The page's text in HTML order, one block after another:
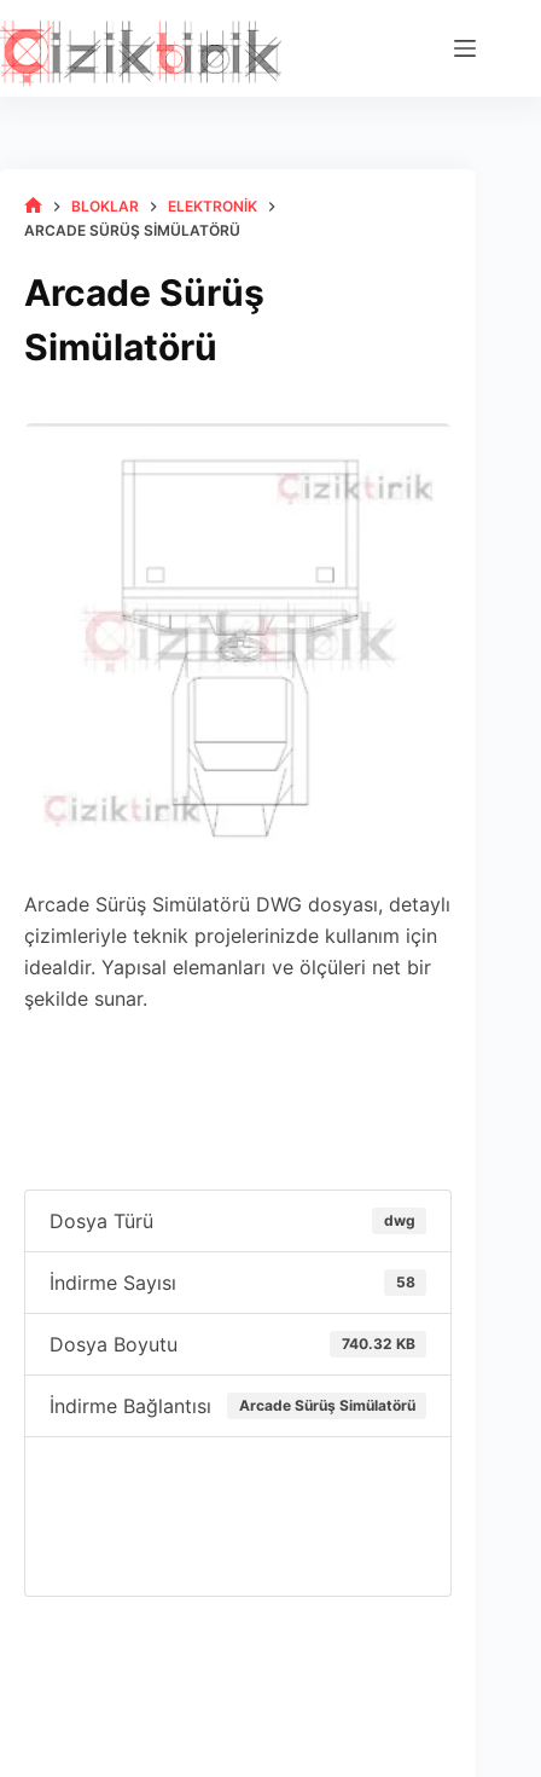
Skip
to
content
HOME
BLOKLAR
ELEKTRONIK
ARCADE SÜRÜŞ SIMÜLATÖRÜ
Arcade Sürüş
Simülatörü
Arcade Sürüş Simülatörü DWG dosyası, detaylı
çizimleriyle teknik projelerinizde kullanım için
idealdir. Yapısal elemanları ve ölçüleri net bir
şekilde sunar.
Dosya Türü dwg
İndirme Sayısı 58
Dosya Boyutu 740.32 KB
İndirme Bağlantısı Arcade Sürüş Simülatörü